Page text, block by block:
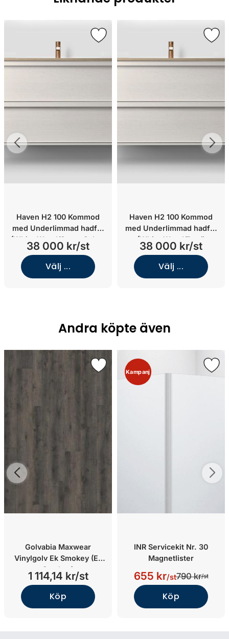
Haven H2 100 Kommod
med Underlimmad hadfat
(White Wood/Stone Select
Grey/Underlimmat porslin)
38 000 kr/st
Välj ...
Haven H2 100 Kommod
med Underlimmad hadfat
(White Wood/Runö
Grey/Underlimmat rostfritt
stål)
38 000 kr/st
Välj ...
Andra köpte även
Golvabia Maxwear
Vinylgolv Ek Smokey (Ek
Smokey)
1 114,14 kr/st
Köp
Kampanj
INR Servicekit Nr. 30
Magnetlister
655 kr/st790 kr/st
Köp